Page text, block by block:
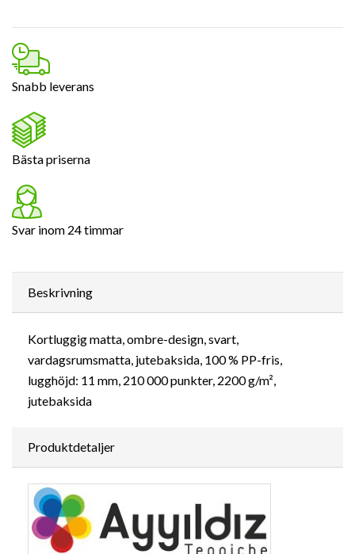
Snabb leverans
Bästa priserna
Svar inom 24 timmar
Beskrivning
Kortluggig matta, ombre-design, svart,
vardagsrumsmatta, jutebaksida, 100 % PP-fris,
lugghöjd: 11 mm, 210 000 punkter, 2200 g/m²,
jutebaksida
Produktdetaljer